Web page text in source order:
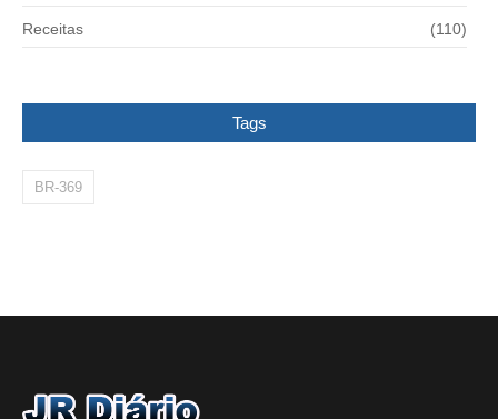
Receitas (110)
Tags
BR-369